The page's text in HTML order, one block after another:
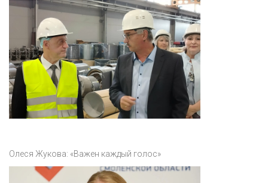
Олеся Жукова: «Важен каждый голос»